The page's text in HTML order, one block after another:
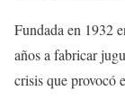
Fundada en 1932
años a fabricar
crisis que provocó